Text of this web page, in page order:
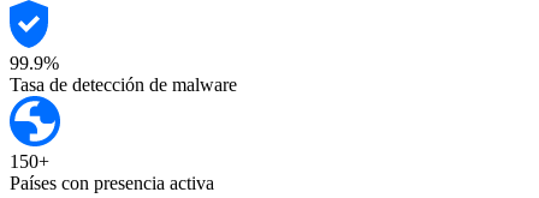
99.9%
Tasa de detección de malware
150+
Países con presencia activa